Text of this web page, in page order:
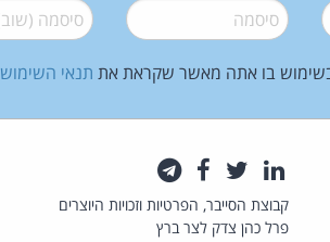
סיסמה* סיסמה (שוב)*
בו אתה מאשר שקראת את תנאי השימוש
לינקדאין
טוויטרפייסבוק
קבוצת הסייבר, הפרטיות וזכויות היוצרים
פרל כהן צדק לצר ברץ